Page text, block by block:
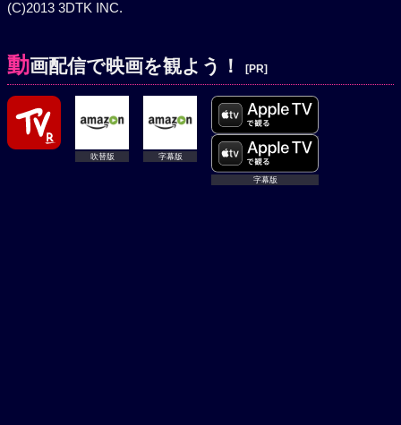
(C)2013 3DTK INC.
動画配信で映画を観よう！ [PR]
吹替版 字幕版
吹替版
字幕版